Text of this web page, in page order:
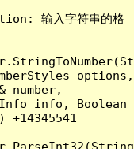
输入字符串的格
options,
number,
info, Boolean
+14345541